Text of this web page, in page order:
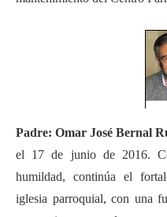
Padre: Omar José Bernal
el 17 de junio de 2016.
humildad, continúa el
iglesia parroquial, con una